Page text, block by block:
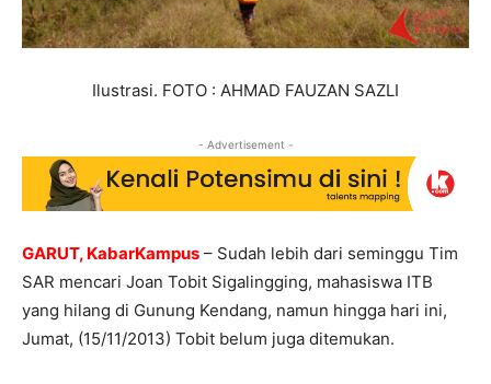
Ilustrasi. FOTO : AHMAD FAUZAN SAZLI
- Advertisement -
GARUT, KabarKampus – Sudah lebih dari seminggu Tim
SAR mencari Joan Tobit Sigalingging, mahasiswa ITB
yang hilang di Gunung Kendang, namun hingga hari ini,
Jumat, (15/11/2013) Tobit belum juga ditemukan.